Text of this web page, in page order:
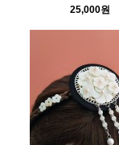
25,000원